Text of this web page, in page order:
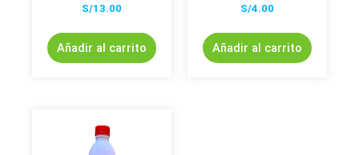
S/13.00
Añadir al carrito
S/4.00
Añadir al carrito